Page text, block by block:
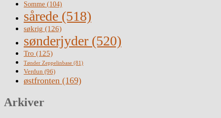
Somme (104)
sårede (518)
søkrig (126)
sønderjyder (520)
Tro (125)
Tønder Zeppelinbase (81)
Verdun (96)
østfronten (169)
Arkiver